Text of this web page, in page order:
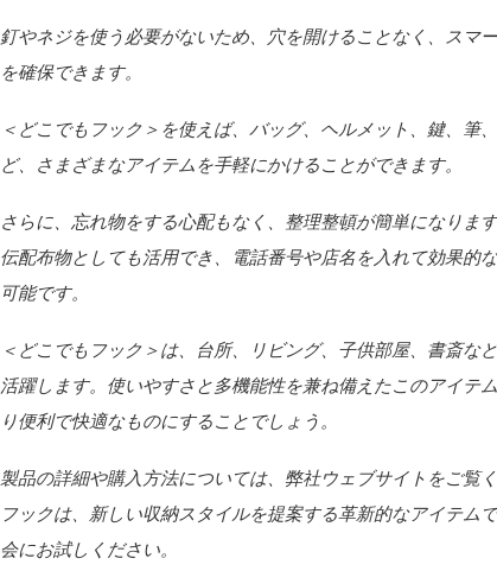
釘やネジを使う必要がないため、穴を開けることなく、スマ
を確保できます。
＜どこでもフック＞を使えば、バッグ、ヘルメット、鍵、筆
ど、さまざまなアイテムを手軽にかけることができます。
さらに、忘れ物をする心配もなく、整理整頓が簡単になりま
伝配布物としても活用でき、電話番号や店名を入れて効果的
可能です。
＜どこでもフック＞は、台所、リビング、子供部屋、書斎な
活躍します。使いやすさと多機能性を兼ね備えたこのアイテ
り便利で快適なものにすることでしょう。
製品の詳細や購入方法については、弊社ウェブサイトをご覧
フックは、新しい収納スタイルを提案する革新的なアイテム
会にお試しください。